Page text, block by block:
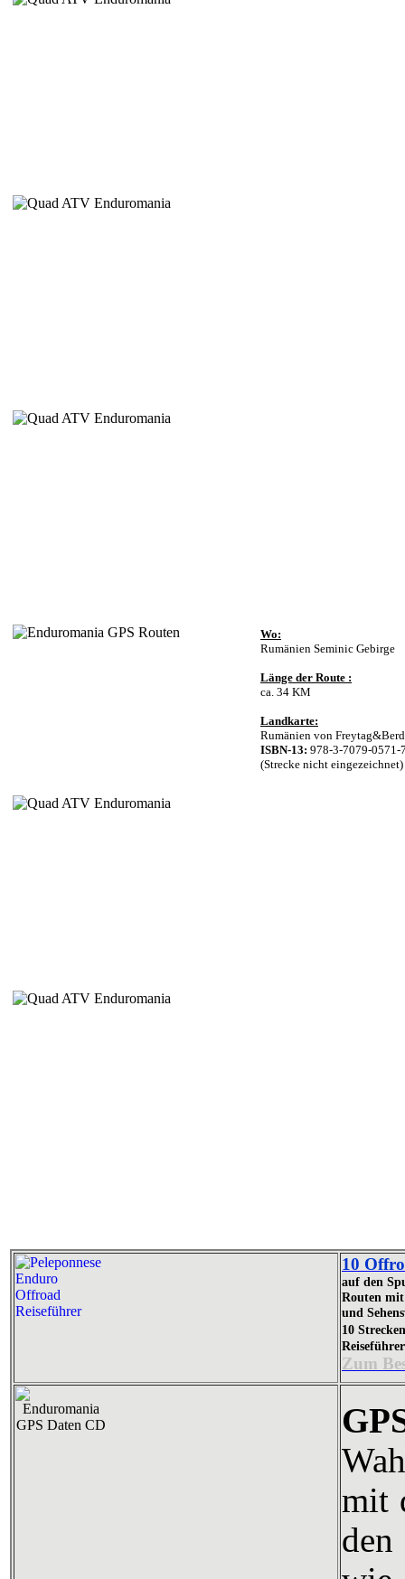
Wo:
Rumänien Seminic Gebirge
Länge der Route :
ca. 34 KM
Landkarte:
Rumänien von
ISBN-13: 978-3-7079-0571-
(Strecke nicht eingezeichnet)
10
auf den
Routen
und
10
Zum
mit